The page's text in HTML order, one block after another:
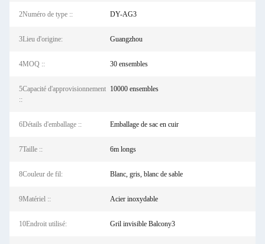
2Numéro de type :: DY-AG3
3Lieu d'origine: Guangzhou
4MOQ :: 30 ensembles
5Capacité d'approvisionnement
::
10000 ensembles
6Détails d'emballage :: Emballage de sac en cuir
7Taille :: 6m longs
8Couleur de fil: Blanc, gris, blanc de sable
9Matériel :: Acier inoxydable
10Endroit utilisé: Gril invisible Balcony3